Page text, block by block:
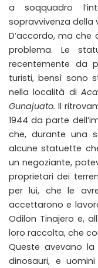
a soqquadro
sopravvivenza della
D’accordo, ma che
problema. Le
recentemente da
turisti, bensì sono
nella località di
Gunajuato. Il
1944 da parte
che, durante una
alcune statuette
un negoziante,
proprietari dei
per lui, che le
accettarono e
Odilon Tinajero e,
loro raccolta, che
Queste avevano
dinosauri, e